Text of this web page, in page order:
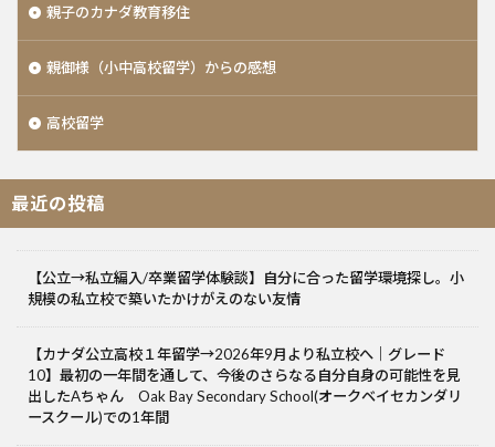
親子のカナダ教育移住
親御様（小中高校留学）からの感想
高校留学
最近の投稿
【公立→私立編入/卒業留学体験談】自分に合った留学環境探し。小
規模の私立校で築いたかけがえのない友情
【カナダ公立高校１年留学→2026年9月より私立校へ｜グレード
10】最初の一年間を通して、今後のさらなる自分自身の可能性を見
出したAちゃん Oak Bay Secondary School(オークベイセカンダリ
ースクール)での1年間